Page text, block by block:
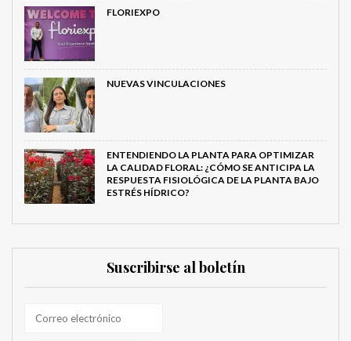
FLORIEXPO
NUEVAS VINCULACIONES
ENTENDIENDO LA PLANTA PARA OPTIMIZAR
LA CALIDAD FLORAL: ¿CÓMO SE ANTICIPA LA
RESPUESTA FISIOLÓGICA DE LA PLANTA BAJO
ESTRÉS HÍDRICO?
Suscribirse al boletín